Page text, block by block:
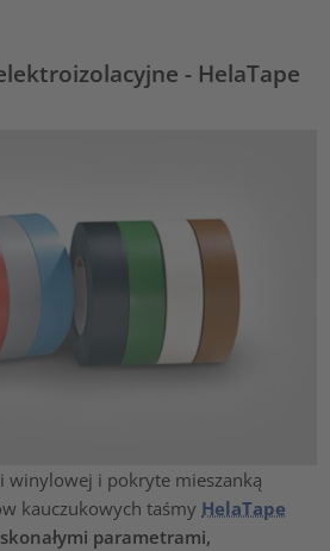
Consent Management Platform- HelaTape
winylowej i pokryte mieszanką
kauczukowych taśmy HelaTape
parametrami,